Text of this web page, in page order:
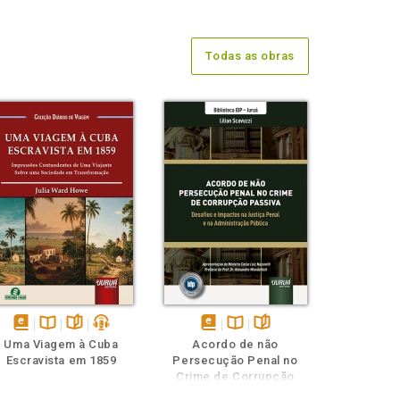
Todas as obras
disponível
em
Disponível
na
páginaspodcast
Uma Viagem à Cuba
Escravista em 1859
disponível
em
eBook
Disponível
na
B.V.
páginas
Acordo de não
Persecução Penal no
Crime de Corrupção